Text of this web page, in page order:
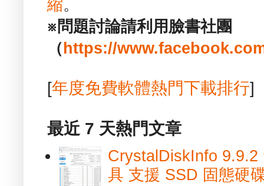
縮。
※問題討論請利用臉書社團
（ https://
[年度免費軟體熱門下載排行]
最近 7 天熱門文章
CrystalDiskInfo 9.9.2
具 支援 SSD 固態硬